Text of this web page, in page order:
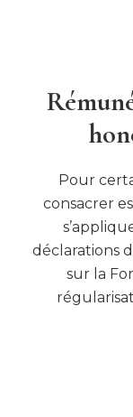
Pour
consacrer
déclarations
sur la